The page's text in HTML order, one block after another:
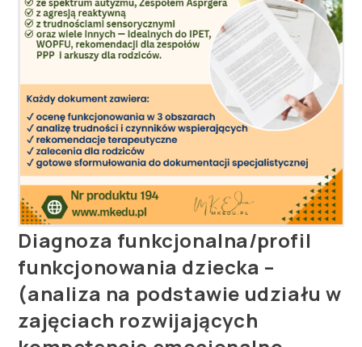
Diagnoza funkcjonalna/profil
funkcjonowania dziecka –
(analiza na podstawie udziału w
zajęciach rozwijających